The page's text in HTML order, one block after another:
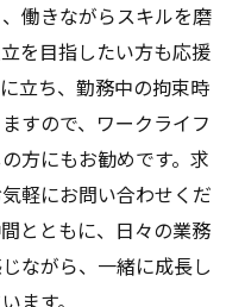
働きながらスキルを磨
を目指したい方も応援
立ち、勤務中の拘束時
すので、ワークライフ
方にもお勧めです。求
軽にお問い合わせくだ
とともに、日々の業務
ながら、一緒に成長し